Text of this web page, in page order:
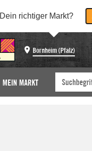
Dein richtiger Markt?
Bornheim (Pfalz)
MEIN MARKT